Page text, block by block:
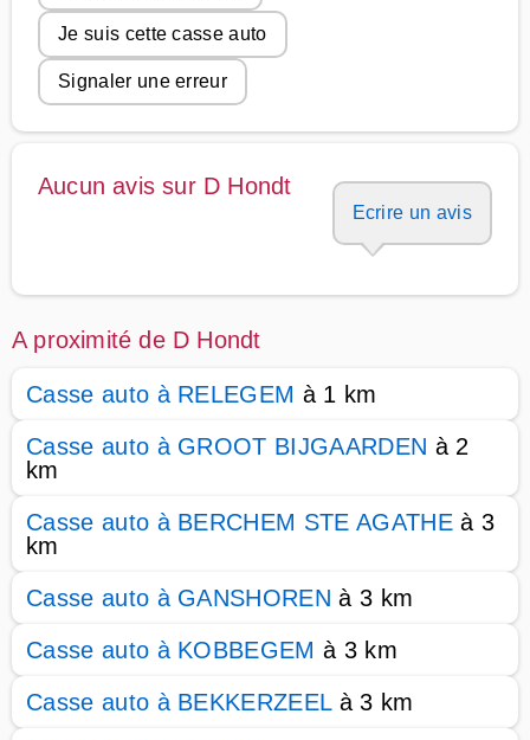
Je suis cette casse auto
Signaler une erreur
Aucun avis sur D Hondt
Ecrire un avis
A proximité de D Hondt
Casse auto à RELEGEM à 1 km
Casse auto à GROOT BIJGAARDEN à 2
km
Casse auto à BERCHEM STE AGATHEà 3
km
Casse auto à GANSHOREN à 3 km
Casse auto à KOBBEGEM à 3 km
Casse auto à BEKKERZEELà 3 km